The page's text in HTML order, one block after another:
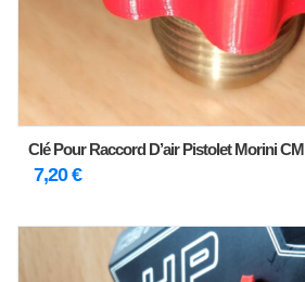
Clé Pour Raccord D’air Pistolet Morini CM
7,20€